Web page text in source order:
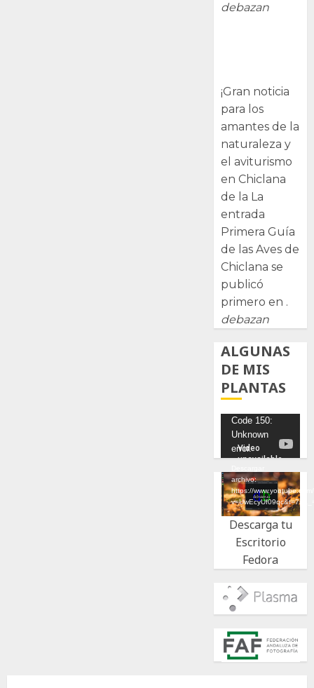
debazan
¡Gran noticia
para los
amantes de la
naturaleza y
el aviturismo
en Chiclana
de la La
entrada
Primera Guía
de las Aves de
Chiclana se
publicó
primero en .
debazan
ALGUNAS
DE MIS
PLANTAS
Reproductor
de
vídeo
Code 150:
Unknown
error.
archivo:
https://
Descarga tu
Escritorio
Fedora